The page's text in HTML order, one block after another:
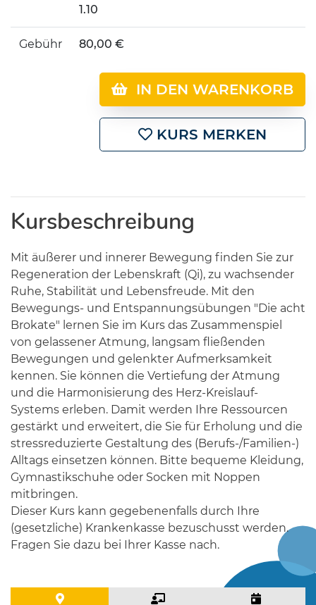
1.10
Gebühr 80,00 €
IN DEN WARENKORB
KURS MERKEN
Kursbeschreibung
Mit äußerer und innerer Bewegung finden Sie zur
Regeneration der Lebenskraft (Qi), zu wachsender
Ruhe, Stabilität und Lebensfreude. Mit den
Bewegungs- und Entspannungsübungen "Die acht
Brokate" lernen Sie im Kurs das Zusammenspiel
von gelassener Atmung, langsam fließenden
Bewegungen und gelenkter Aufmerksamkeit
kennen. Sie können die Vertiefung der Atmung
und die Harmonisierung des Herz-Kreislauf-
Systems erleben. Damit werden Ihre Ressourcen
gestärkt und erweitert, die Sie für Erholung und die
stressreduzierte Gestaltung des (Berufs-/Familien-)
Alltags einsetzen können. Bitte bequeme Kleidung,
Gymnastikschuhe oder Socken mit Noppen
mitbringen.
Dieser Kurs kann gegebenenfalls durch Ihre
(gesetzliche) Krankenkasse bezuschusst werden.
Fragen Sie dazu bei Ihrer Kasse nach.